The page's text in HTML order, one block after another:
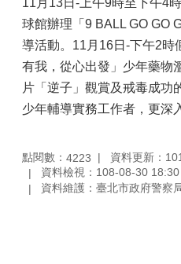
11月13日-上午9時至下午4
球館辦理「9 BALL GO GO
導活動。11月16日-下午2時
有我，從心出發」少年藥物
片「逆子」觀賞及戒毒成功
少年輔導實務工作者，更深
點閱數： 4223
資料更新：
資料檢視：108-08-30 18:30
資料維護：臺北市政府警察